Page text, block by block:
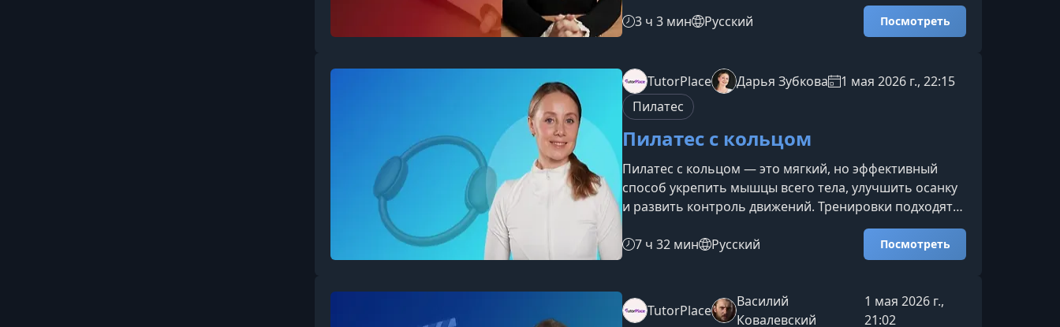
ключевые этапы развития письма, покажет, как оно
изменило культуру, государственность и
курсеЗарождение и эволюция письмаКак появлялась
письменность и какую роль она сыграла в
становлении древних цивилизаций.Какие з
3 ч 3 мин Русский Посмотреть
TutorPlace Дарья Зубкова
1 мая 2026 г., 22:15
Пилатес
Пилатес с кольцом
Пилатес с кольцом — это мягкий, но эффективный
способ укрепить мышцы всего тела, улучшить осанку
и развить контроль движений. Тренировки подходят
как новичкам, так и тем, кто хочет разнообразить
практику пилатеса и повысить тонус без
перегрузок.Что даст вам этот курсПрограмма поможет
научит работать с телом осознанно и
безопасно.Правильная техника движений — вы
7 ч 32 мин Русский Посмотреть
TutorPlace
Василий
Ковалевский
1 мая 2026 г.,
21:02